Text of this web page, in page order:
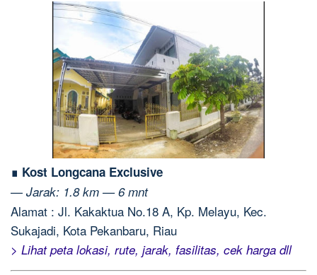
∎ Kost Longcana Exclusive
— Jarak: 1.8 km — 6 mnt
Alamat : Jl. Kakaktua No.18 A, Kp. Melayu, Kec.
Sukajadi, Kota Pekanbaru, Riau
> Lihat peta lokasi, rute, jarak, fasilitas, cek harga dll